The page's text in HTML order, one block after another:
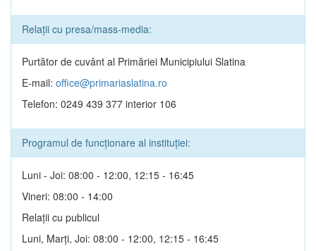
Relații cu presa/mass-media:
Purtător de cuvânt al Primăriei Municipiului Slatina
E-mail: office@primariaslatina.ro
Telefon: 0249 439 377 interior 106
Programul de funcționare al instituției:
Luni - Joi: 08:00 - 12:00, 12:15 - 16:45
Vineri: 08:00 - 14:00
Relații cu publicul
Luni, Marți, Joi: 08:00 - 12:00, 12:15 - 16:45